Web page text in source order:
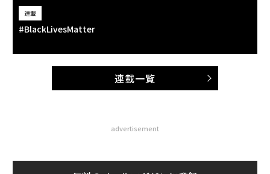
連載
#BlackLivesMatter
連載一覧
advertisement